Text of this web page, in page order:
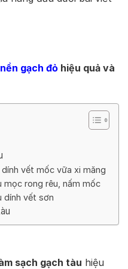
gạch đỏhiệu quả và
vết mốc vữa xi măng
mọc rong rêu, nấm mốc
dính vết sơn
sạch gạch tàu hiệu